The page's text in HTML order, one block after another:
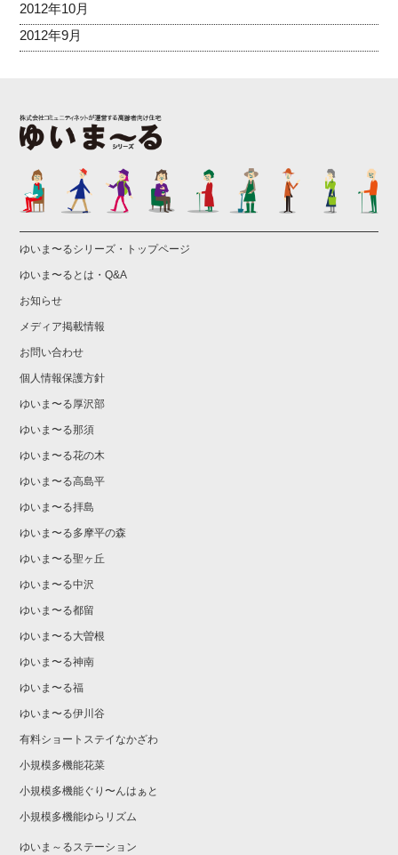
2012年10月
2012年9月
ゆいま〜るシリーズ・トップページ
ゆいま〜るとは・Q&A
お知らせ
メディア掲載情報
お問い合わせ
個人情報保護方針
ゆいま〜る厚沢部
ゆいま〜る那須
ゆいま〜る花の木
ゆいま〜る高島平
ゆいま〜る拝島
ゆいま〜る多摩平の森
ゆいま〜る聖ヶ丘
ゆいま〜る中沢
ゆいま〜る都留
ゆいま〜る大曽根
ゆいま〜る神南
ゆいま〜る福
ゆいま〜る伊川谷
有料ショートステイなかざわ
小規模多機能花菜
小規模多機能ぐり〜んはぁと
小規模多機能ゆらリズム
ゆいま～るステーション